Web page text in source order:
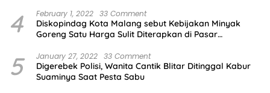
4 February 1, 2022 33 Comment
Diskopindag Kota Malang sebut Kebijakan Minyak
Goreng Satu Harga Sulit Diterapkan di Pasar
5 January 27, 2022 33 Comment
Digerebek Polisi, Wanita Cantik Blitar Ditinggal Kabur
Suaminya Saat Pesta Sabu